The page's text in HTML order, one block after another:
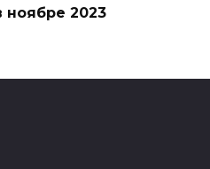
ноябре 2023